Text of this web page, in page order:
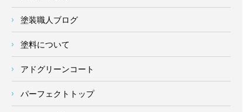
塗装職人ブログ
塗料について
アドグリーンコート
パーフェクトトップ